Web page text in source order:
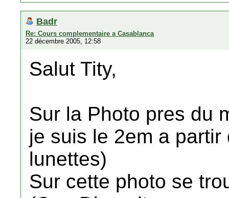
Badr
Re: Cours complementaire a Casablanca
22 décembre 2005, 12:58
Salut Tity,
Sur la Photo pres du
je suis le 2em a
lunettes)
Sur cette photo se